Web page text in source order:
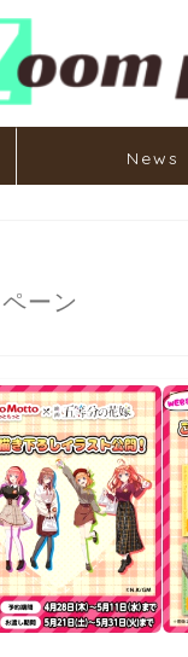
News
ーン